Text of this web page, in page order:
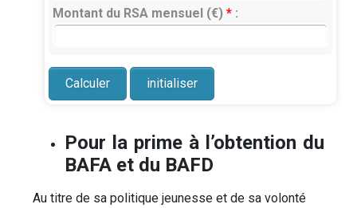
Montant du RSA mensuel (€) * :
Pour la prime à l’obtention du
BAFA et du BAFD
Au titre de sa politique jeunesse et de sa volonté